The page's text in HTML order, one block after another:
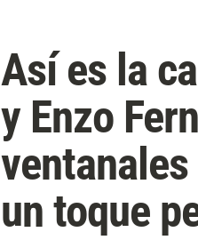
Así es la
y Enzo
un toque